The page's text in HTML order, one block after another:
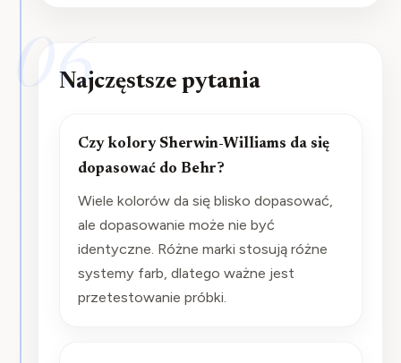
06
Najczęstsze pytania
Czy kolory Sherwin-Williams da się
dopasować do Behr?
Wiele kolorów da się blisko dopasować,
ale dopasowanie może nie być
identyczne. Różne marki stosują różne
systemy farb, dlatego ważne jest
przetestowanie próbki.